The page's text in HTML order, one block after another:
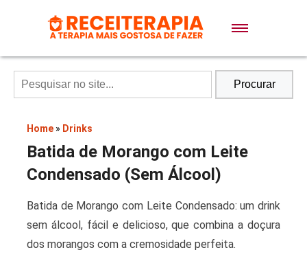
Doces e Sobremesas
Air Fryer
Lanches
Bolos
Pães
Procurar
Home » Drinks
Batida de Morango com Leite
Condensado (Sem Álcool)
Batida de Morango com Leite Condensado: um drink
sem álcool, fácil e delicioso, que combina a doçura
dos morangos com a cremosidade perfeita.